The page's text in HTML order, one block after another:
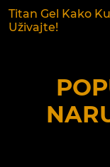
Titan Gel Kako
Uživajte!